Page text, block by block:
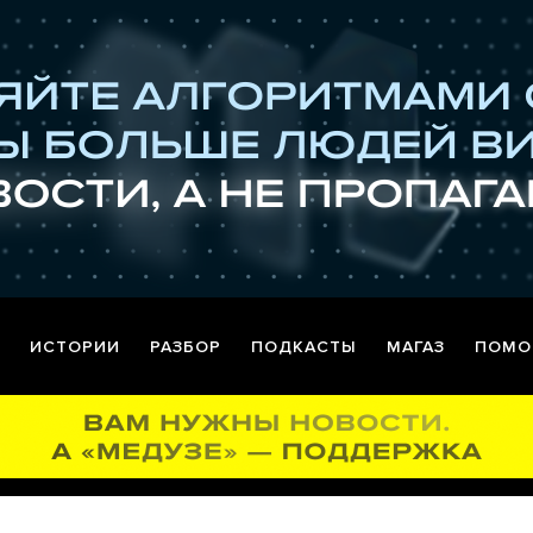
ИСТОРИИ РАЗБОР ПОДКАСТЫ МАГАЗ